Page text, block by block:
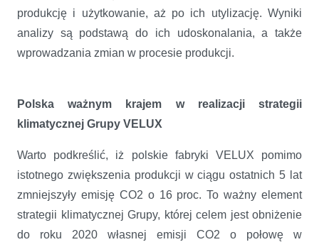
produkcję i użytkowanie, aż po ich utylizację. Wyniki
analizy są podstawą do ich udoskonalania, a także
wprowadzania zmian w procesie produkcji.
Polska ważnym krajem w realizacji strategii
klimatycznej Grupy VELUX
Warto podkreślić, iż polskie fabryki VELUX pomimo
istotnego zwiększenia produkcji w ciągu ostatnich 5 lat
zmniejszyły emisję CO2 o 16 proc. To ważny element
strategii klimatycznej Grupy, której celem jest obniżenie
do roku 2020 własnej emisji CO2 o połowę w